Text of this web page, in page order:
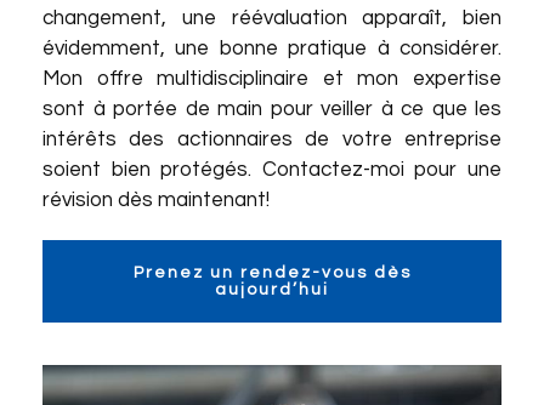
changement, une réévaluation apparaît, bien
évidemment, une bonne pratique à considérer.
Mon offre multidisciplinaire et mon expertise
sont à portée de main pour veiller à ce que les
intérêts des actionnaires de votre entreprise
soient bien protégés. Contactez-moi pour une
révision dès maintenant!
Prenez un rendez-vous dès
aujourd’hui